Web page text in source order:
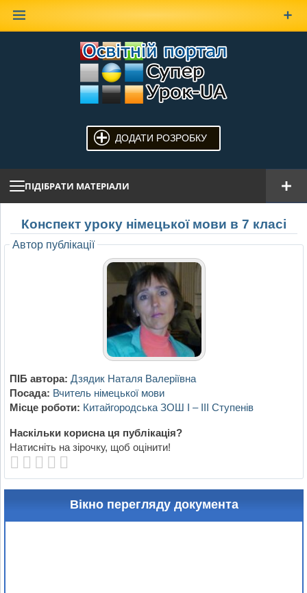
ДОДАТИ РОЗРОБКУ
ПІДІБРАТИ МАТЕРІАЛИ
Конспект уроку німецької мови в 7 класі
Автор публікації
ПІБ автора: Дзядик Наталя Валеріївна
Посада: Вчитель німецької мови
Місце роботи: Китайгородська ЗОШ І – ІІІ Ступенів
Наскільки корисна ця публікація?
Натисніть на зірочку, щоб оцінити!
Вікно перегляду документа